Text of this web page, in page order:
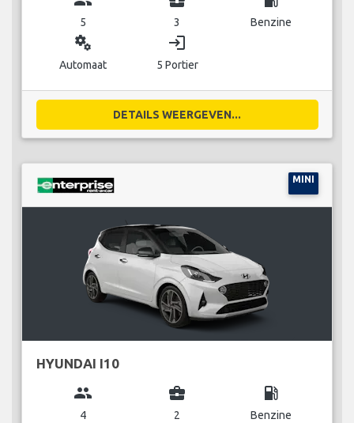
5 3 Benzine
miscellaneous_services
Automaat
login
5 Portier
DETAILS WEERGEVEN...
MINI
HYUNDAI I10
group
4
business_center
2
local_gas_station
Benzine